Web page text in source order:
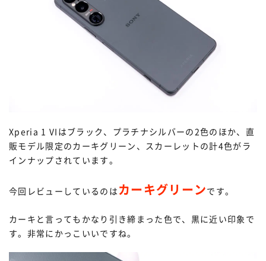
Xperia 1 VIはブラック、プラチナシルバーの2色のほか、直
販モデル限定のカーキグリーン、スカーレットの計4色がラ
インナップされています。
今回レビューしているのは カーキグリーンです。
カーキと言ってもかなり引き締まった色で、黒に近い印象で
す。非常にかっこいいですね。